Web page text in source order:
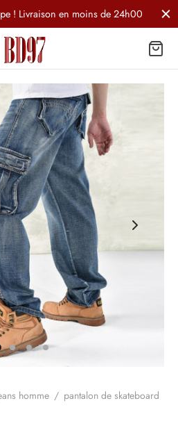
! Livraison en moins de 24h00
homme / pantalon de skateboard